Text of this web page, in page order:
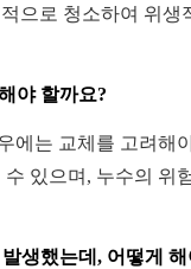
으로 청소하여 위생
야 할까요?
에는 교체를 고려해
있으며, 누수의 위
생했는데, 어떻게 해